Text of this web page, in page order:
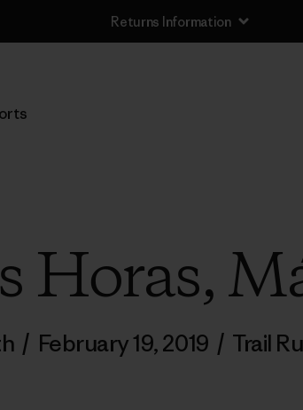
Returns Information
Horas,
/ February 19, 2019 / Trail